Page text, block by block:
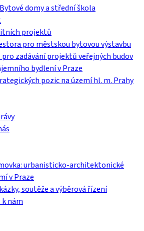
domy a střední škola
projektů
pro městskou bytovou výstavbu
pro zadávání projektů veřejných budov
bydlení v Praze
pozic na území hl. m. Prahy
urbanisticko-architektonické
v Praze
soutěže a výběrová řízení
nám